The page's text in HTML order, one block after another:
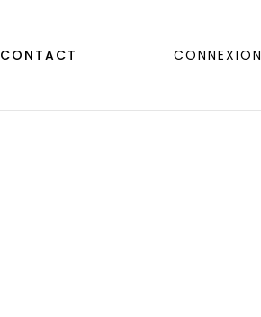
CONTACT CONNEXION